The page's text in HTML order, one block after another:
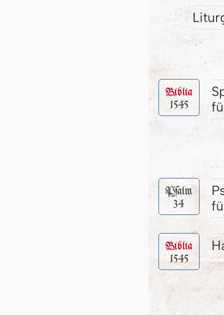
Biblia
1545
Pſalm
34
Biblia
1545